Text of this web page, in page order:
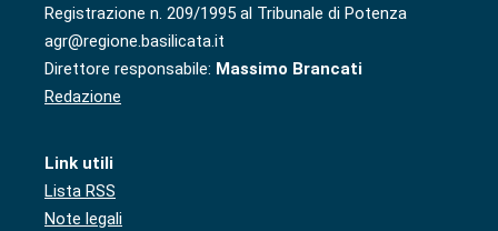
Registrazione n. 209/1995 al Tribunale di Potenza
agr@regione.basilicata.it
Direttore responsabile: Massimo Brancati
Redazione
Link utili
Lista RSS
Note legali